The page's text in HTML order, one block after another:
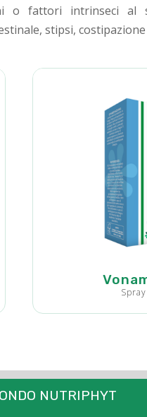
o fattori intrinseci
stipsi,
Spray
NUTRIPHYT